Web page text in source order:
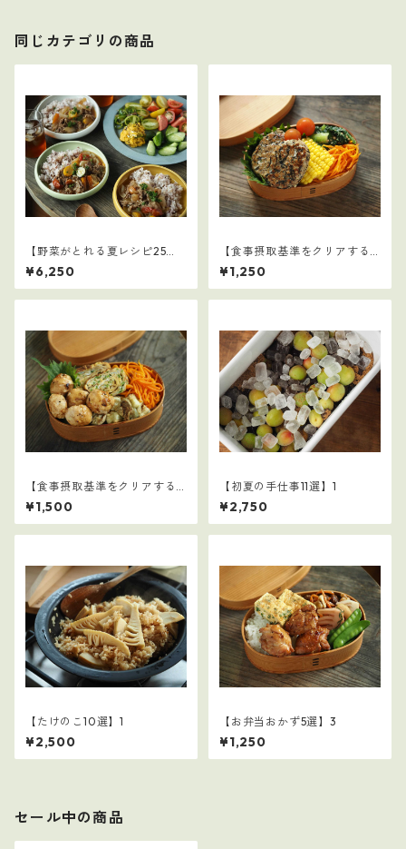
同じカテゴリの商品
【野菜がとれる夏レシピ25
選】3
¥6,250
【食事摂取基準をクリアする
学童弁当（夏休み編）】2
¥1,250
【食事摂取基準をクリアする
学童弁当（夏休み編）】1
¥1,500
【初夏の手仕事11選】1
¥2,750
【たけのこ10選】1
¥2,500
【お弁当おかず5選】3
¥1,250
セール中の商品